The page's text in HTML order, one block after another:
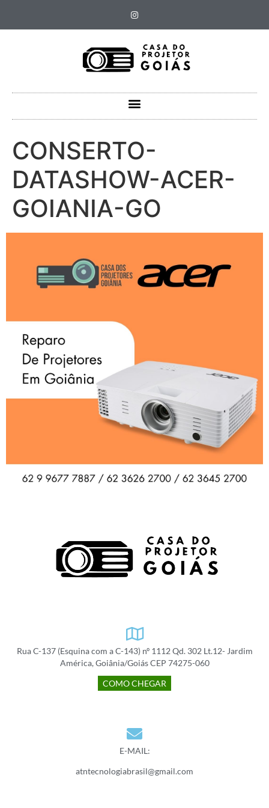
CONSERTO-
DATASHOW-ACER-
GOIANIA-GO
Rua C-137 (Esquina com a C-143) nº 1112 Qd. 302 Lt.12- Jardim
América, Goiânia/Goiás CEP 74275-060
COMO CHEGAR
E-MAIL:
atntecnologiabrasil@gmail.com